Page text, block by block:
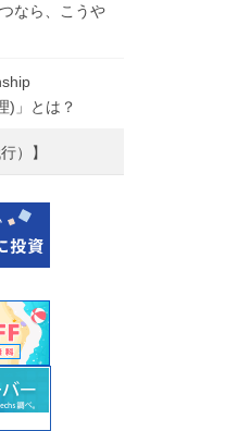
なら、こうや
)」とは？
）】